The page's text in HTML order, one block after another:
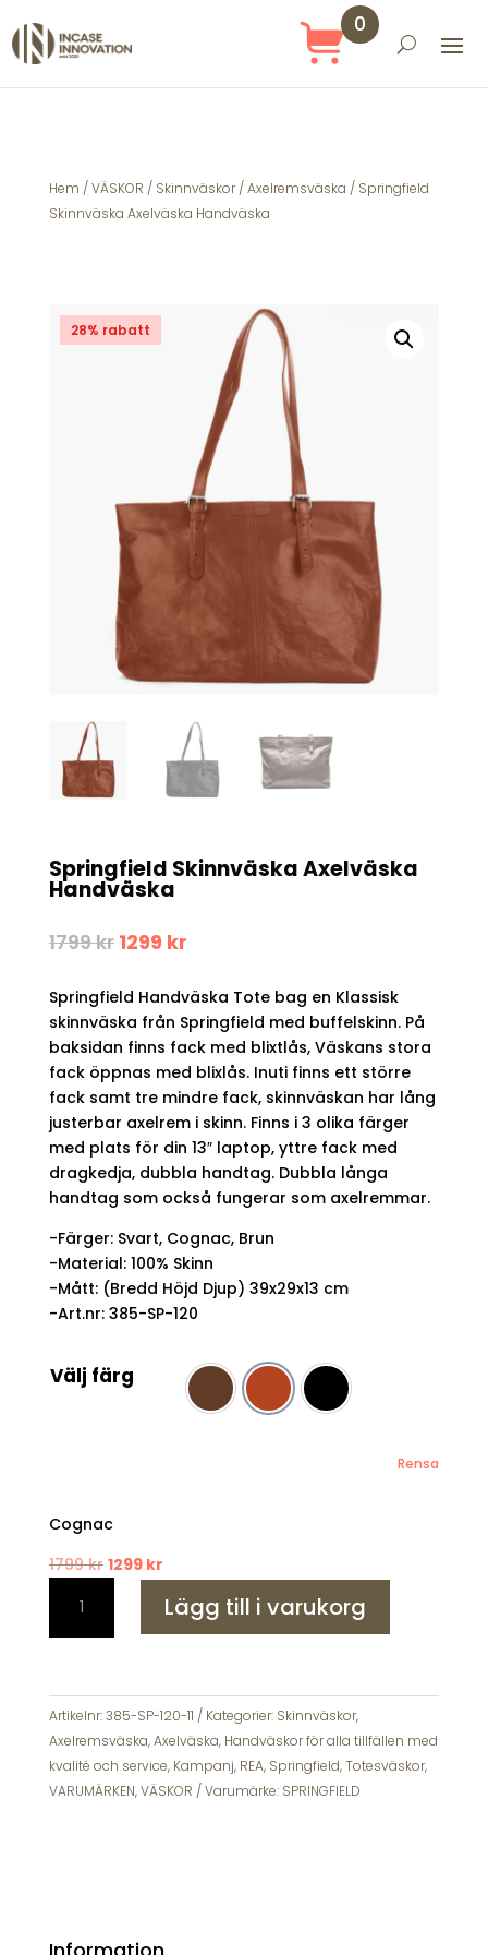
0
Hem /VÄSKOR / Skinnväskor/Axelremsväska / Springfield
Skinnväska Axelväska Handväska
28% rabatt
Springfield Skinnväska Axelväska
Handväska
1799kr Det
var:
1799 kr.
1299 krDet
är:
1299 kr.
Springfield Handväska Tote bag en Klassisk
skinnväska från Springfield med buffelskinn. På
baksidan finns fack med blixtlås, Väskans stora
fack öppnas med blixlås. Inuti finns ett större
fack samt tre mindre fack, skinnväskan har lång
justerbar axelrem i skinn. Finns i 3 olika färger
med plats för din 13″ laptop, yttre fack med
dragkedja, dubbla handtag. Dubbla långa
handtag som också fungerar som axelremmar.
-Färger: Svart, Cognac, Brun
-Material: 100% Skinn
-Mått: (Bredd Höjd Djup) 39x29x13 cm
-Art.nr: 385-SP-120
Välj färg
Brun Cognac Svart
Rensa
Cognac
1799kr Det
var:
1299 krDet
priset
är:
Springfield
Skinnväska
Axelväska
mängd
Lägg till i varukorg
Artikelnr:385-SP-120-11 Kategorier: Skinnväskor,
Axelremsväska,Axelväska, Handväskor för alla tillfällen med
kvalité och service, Kampanj, REA, Springfield,Totesväskor,
VARUMÄRKEN,VÄSKOR Varumärke: SPRINGFIELD